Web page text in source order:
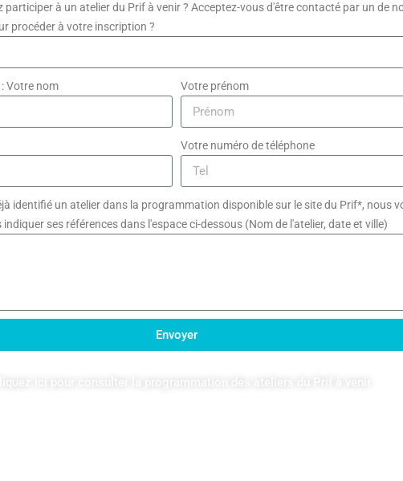
participer à un atelier du Prif à venir ? Acceptez-vous d'être contacté par un de
procéder à votre inscription ?
Votre nom Votre prénom
Votre numéro de téléphone
identifié un atelier dans la programmation disponible sur le site du Prif*, nous
ses références dans l'espace ci-dessous (Nom de l'atelier, date et ville)
Envoyer
ici pour consulter la programmation des ateliers du Prif à venir